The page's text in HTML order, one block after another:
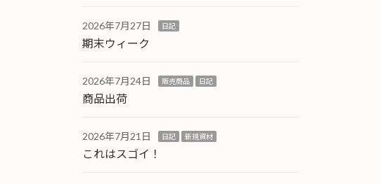
2026年7月27日 日記
期末ウィーク
2026年7月24日 販売商品 日記
商品出荷
2026年7月21日 日記 新規資材
これはスゴイ！